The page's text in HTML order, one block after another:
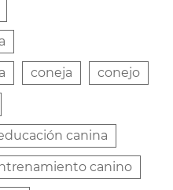
coneja conejo
canina
canino